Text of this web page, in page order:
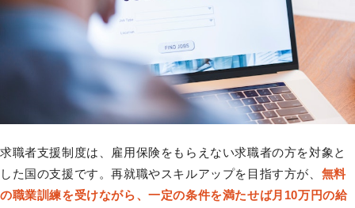
求職者支援制度は、雇用保険をもらえない求職者の方を対象と
した国の支援です。再就職やスキルアップを目指す方が、 無料
の職業訓練を受けながら、一定の条件を満たせば月10万円の給